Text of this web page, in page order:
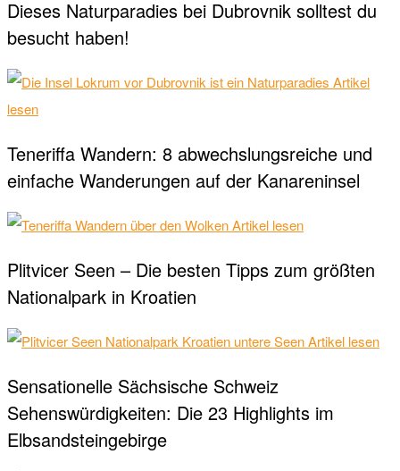
Dieses Naturparadies bei Dubrovnik solltest du
besucht haben!
Artikel
lesen
Teneriffa Wandern: 8 abwechslungsreiche und
einfache Wanderungen auf der Kanareninsel
Artikel lesen
Plitvicer Seen – Die besten Tipps zum größten
Nationalpark in Kroatien
Artikel lesen
Sensationelle Sächsische Schweiz
Sehenswürdigkeiten: Die 23 Highlights im
Elbsandsteingebirge